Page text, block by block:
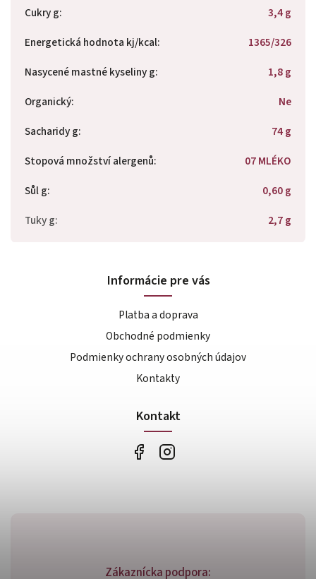
Cukry g:
3,4 g
Energetická hodnota kj/kcal:
1365/326
Nasycené mastné kyseliny g:
1,8 g
Organický:
Ne
Sacharidy g:
74 g
Stopová množství alergenů:
07 MLÉKO
Sůl g:
0,60 g
Tuky g: 2,7 g
Zákaznícka podpora:
Informácie pre vás
Platba a doprava
Obchodné podmienky
Podmienky ochrany osobných údajov
Kontakty
Kontakt